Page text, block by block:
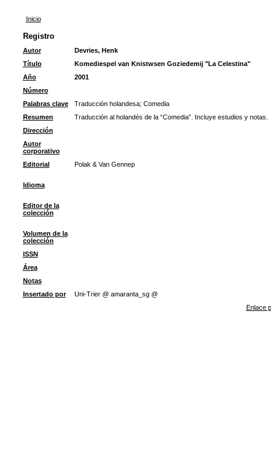
Inicio
Registro
Autor
Devries, Henk
Título
Komediespel van Knistwsen Goziedemij "La Celestina"
Año
2001
Número
Palabras clave
Traducción holandesa; Comedia
Resumen
Traducción al holandés de la “Comedia”. Incluye estudios y notas.
Dirección
Autor
corporativo
Editorial
Polak & Van Gennep
Idioma
Editor de la
colección
Volumen de la
colección
ISSN
Área
Notas
Insertado por
Uni-Trier @ amaranta_sg @
Enlace